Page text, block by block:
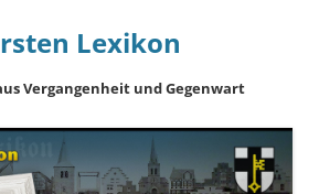
Lexikon
Vergangenheit und Gegenwart